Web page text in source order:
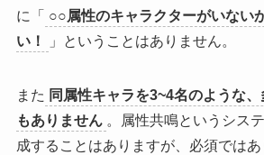
に「
○○属性のキャラクターがいない
い！
」ということはありません。
また 同属性キャラを3~4名のような
もありません 。属性共鳴というシス
成することはありますが、必須ではあ